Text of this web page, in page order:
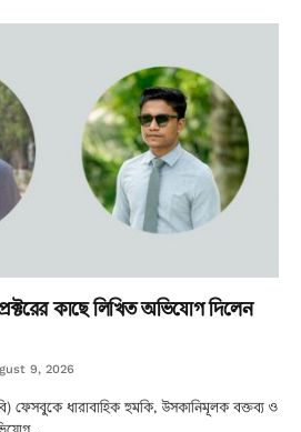
কাছে লিখিত অভিযোগ দিলেন
9, 2026
ফেসবুকে ধারাবাহিক হুমকি, উসকানিমূলক বক্তব্য ও